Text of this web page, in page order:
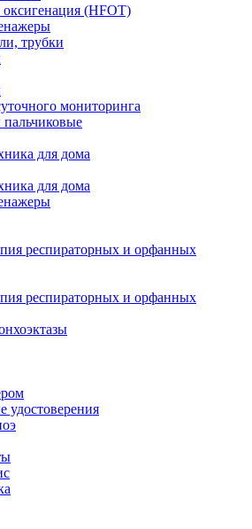
(HFOT)
трубки
мониторинга
для дома
для дома
респираторных и орфанных
респираторных и орфанных
удостоверения